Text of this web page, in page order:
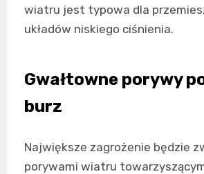
wiatru jest typowa dla
układów niskiego ciśnienia.
Gwałtowne porywy
burz
Największe zagrożenie będzie
porywami wiatru